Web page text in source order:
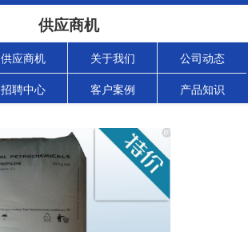
供应商机
供应商机 关于我们 公司动态
招聘中心 客户案例 产品知识